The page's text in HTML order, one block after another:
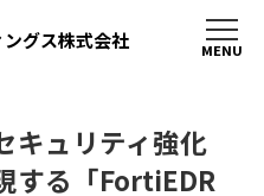
グス株式会社
キュリティ強化
する「FortiEDR